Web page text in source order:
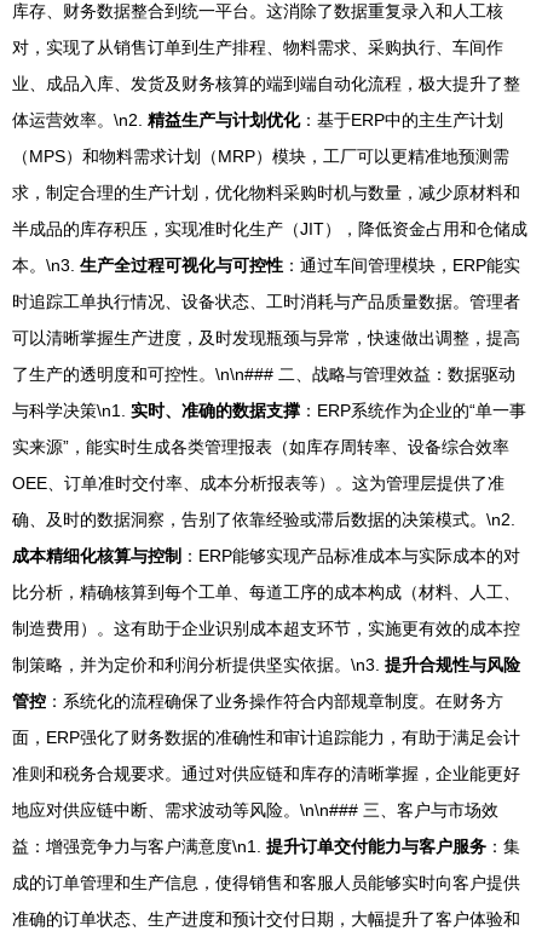
库存、财务数据整合到统一平台。这消除了数据重复录入和人工核
对，实现了从销售订单到生产排程、物料需求、采购执行、车间作
业、成品入库、发货及财务核算的端到端自动化流程，极大提升了整
体运营效率。\n2. 精益生产与计划优化：基于ERP中的主生产计划
（MPS）和物料需求计划（MRP）模块，工厂可以更精准地预测需
求，制定合理的生产计划，优化物料采购时机与数量，减少原材料和
半成品的库存积压，实现准时化生产（JIT），降低资金占用和仓储成
本。\n3. 生产全过程可视化与可控性 ：通过车间管理模块，ERP能实
时追踪工单执行情况、设备状态、工时消耗与产品质量数据。管理者
可以清晰掌握生产进度，及时发现瓶颈与异常，快速做出调整，提高
了生产的透明度和可控性。\n\n### 二、战略与管理效益：数据驱动
与科学决策\n1. 实时、准确的数据支撑 ：ERP系统作为企业的“单一事
实来源”，能实时生成各类管理报表（如库存周转率、设备综合效率
OEE、订单准时交付率、成本分析报表等）。这为管理层提供了准
确、及时的数据洞察，告别了依靠经验或滞后数据的决策模式。\n2.
成本精细化核算与控制 ：ERP能够实现产品标准成本与实际成本的对
比分析，精确核算到每个工单、每道工序的成本构成（材料、人工、
制造费用）。这有助于企业识别成本超支环节，实施更有效的成本控
制策略，并为定价和利润分析提供坚实依据。\n3. 提升合规性与风险
管控 ：系统化的流程确保了业务操作符合内部规章制度。在财务方
面，ERP强化了财务数据的准确性和审计追踪能力，有助于满足会计
准则和税务合规要求。通过对供应链和库存的清晰掌握，企业能更好
地应对供应链中断、需求波动等风险。\n\n### 三、客户与市场效
益：增强竞争力与客户满意度\n1. 提升订单交付能力与客户服务 ：集
成的订单管理和生产信息，使得销售和客服人员能够实时向客户提供
准确的订单状态、生产进度和预计交付日期，大幅提升了客户体验和